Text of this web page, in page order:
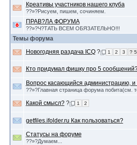
Креативы участников нашего клуба
??»?Рисуем, пишем, сочиняем.
ПРАВ?ЛА ФОРУМА
??»?Ч?ТАТЬ ВСЕМ ОБЯЗАТЕЛЬНО!!!
Темы форума
Новогодняя раздача ICQ? 1 2 3 ? 5
Кто придумал фишку про 5
Вопрос касающийся администрацию, и
??»?Главная страница форума побита(см.
Какой смысл?? 1 2
getfiles.ifolder.ru Как пользоваться?
Статусы на форуме
??»?Думаем...